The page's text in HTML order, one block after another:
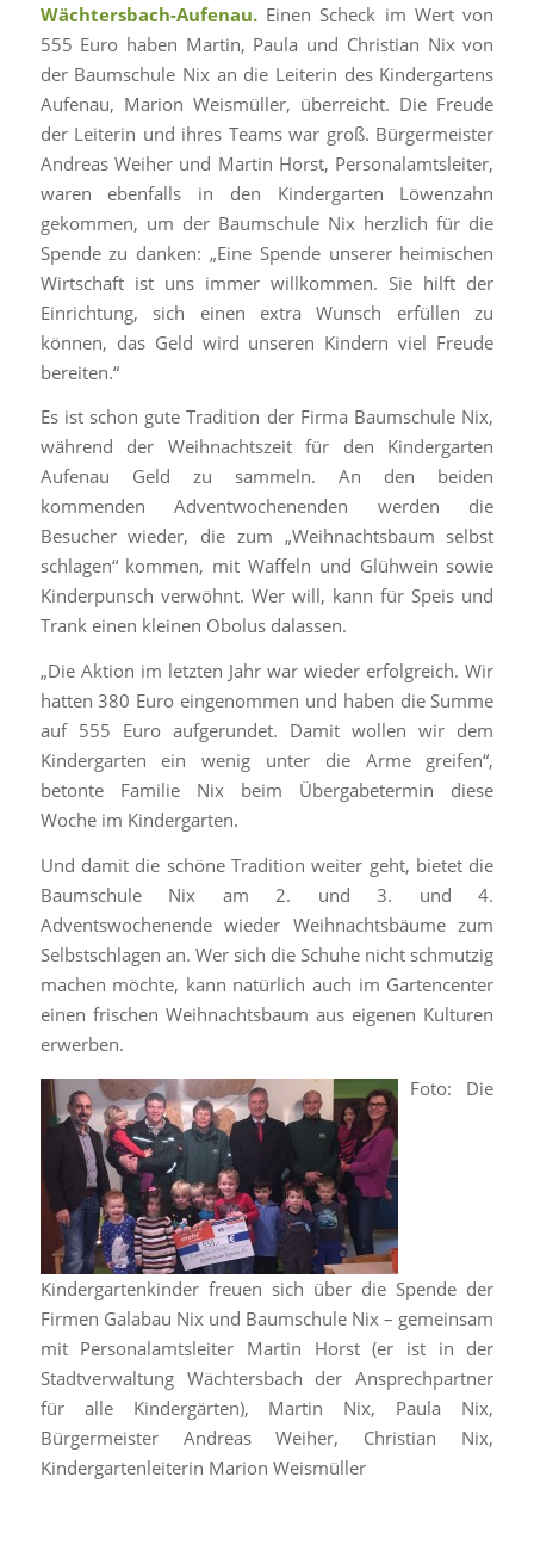
Wächtersbach-Aufenau.Einen Scheck im Wert von
555 Euro haben Martin, Paula und Christian Nix von
der Baumschule Nix an die Leiterin des Kindergartens
Aufenau, Marion Weismüller, überreicht. Die Freude
der Leiterin und ihres Teams war groß. Bürgermeister
Andreas Weiher und Martin Horst, Personalamtsleiter,
waren ebenfalls in den Kindergarten Löwenzahn
gekommen, um der Baumschule Nix herzlich für die
Spende zu danken: „Eine Spende unserer heimischen
Wirtschaft ist uns immer willkommen. Sie hilft der
Einrichtung, sich einen extra Wunsch erfüllen zu
können, das Geld wird unseren Kindern viel Freude
bereiten.“
Es ist schon gute Tradition der Firma Baumschule Nix,
während der Weihnachtszeit für den Kindergarten
Aufenau Geld zu sammeln. An den beiden
kommenden Adventwochenenden werden die
Besucher wieder, die zum „Weihnachtsbaum selbst
schlagen“ kommen, mit Waffeln und Glühwein sowie
Kinderpunsch verwöhnt. Wer will, kann für Speis und
Trank einen kleinen Obolus dalassen.
„Die Aktion im letzten Jahr war wieder erfolgreich. Wir
hatten 380 Euro eingenommen und haben die Summe
auf 555 Euro aufgerundet. Damit wollen wir dem
Kindergarten ein wenig unter die Arme greifen“,
betonte Familie Nix beim Übergabetermin diese
Woche im Kindergarten.
Und damit die schöne Tradition weiter geht, bietet die
Baumschule Nix am 2. und 3. und 4.
Adventswochenende wieder Weihnachtsbäume zum
Selbstschlagen an. Wer sich die Schuhe nicht schmutzig
machen möchte, kann natürlich auch im Gartencenter
einen frischen Weihnachtsbaum aus eigenen Kulturen
erwerben.
Foto: Die
Kindergartenkinder freuen sich über die Spende der
Firmen Galabau Nix und Baumschule Nix – gemeinsam
mit Personalamtsleiter Martin Horst (er ist in der
Stadtverwaltung Wächtersbach der Ansprechpartner
für alle Kindergärten), Martin Nix, Paula Nix,
Bürgermeister Andreas Weiher, Christian Nix,
Kindergartenleiterin Marion Weismüller